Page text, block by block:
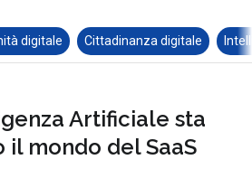
digitale Cittadinanza digitale
Artificiale sta
mondo del SaaS